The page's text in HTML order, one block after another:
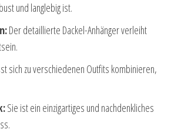
und langlebig ist.
Der detaillierte Dackel-Anhänger verleiht
sich zu verschiedenen Outfits kombinieren,
Sie ist ein einzigartiges und nachdenkliches